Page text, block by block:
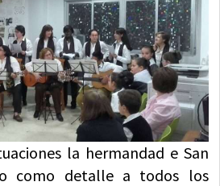
la hermandad e San
como detalle a todos los